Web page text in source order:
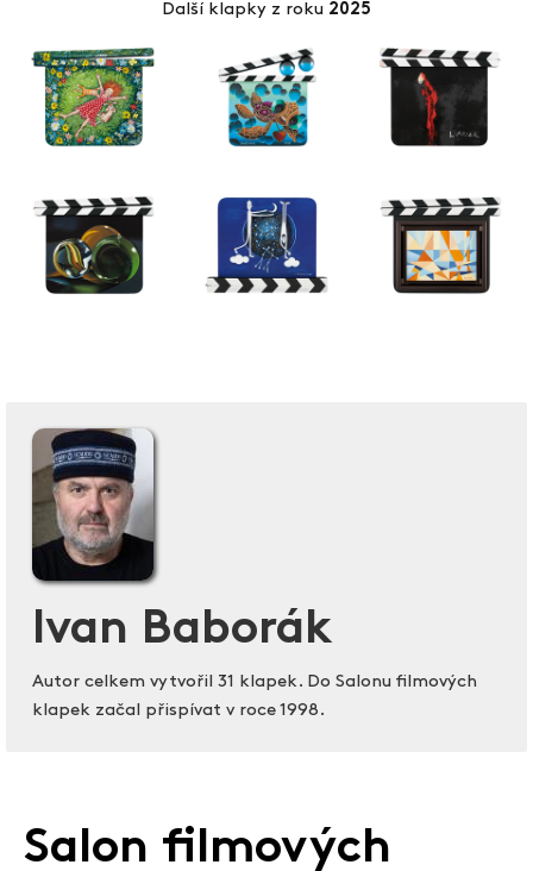
Další klapky z roku 2025
Ivan Baborák
Autor celkem vytvořil 31 klapek. Do Salonu filmových
klapek začal přispívat v roce 1998.
Salon filmových